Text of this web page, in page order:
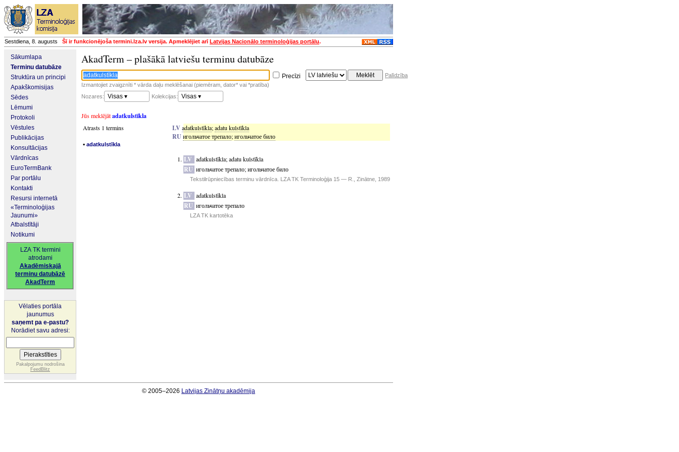
Sestdiena, 8. augusts Šī ir funkcionējoša termini.lza.lv versija. Apmeklējiet arīLatvijas Nacionālo terminoloģijas portālu.
Sākumlapa
Terminu datubāze
Struktūra un principi
Apakškomisijas
Sēdes
Lēmumi
Protokoli
Vēstules
Publikācijas
Konsultācijas
Vārdnīcas
EuroTermBank
Par portālu
Kontakti
Resursi internetā
«Terminoloģijas
Jaunumi»
Atbalstītāji
Notikumi
LZA TK termini
atrodami
Akadēmiskajā
terminu datubāzē
AkadTerm
Vēlaties portāla
jaunumus
saņemt pa e-pastu?
Norādiet savu adresi:
Pakalpojumu nodrošina
FeedBlitz
AkadTerm – plašākā latviešu terminu datubāze
Precīzi
Palīdzība
Izmantojiet zvaigznīti * vārda daļu meklēšanai (piemēram, dator* vai *pratība)
Nozares:
Visas ▾ Kolekcijas: Visas ▾
Jūs meklējātadatkulstīkla
Atrasts 1 termins
▪ adatkulstīkla
LVadatkulstīkla;adatu kulstīkla
RUигольчатое трепало;игольчатое било
LV adatkulstīkla;adatu kulstīkla
RU игольчатое трепало;игольчатое било
Tekstilrūpniecības terminu vārdnīca. LZA TK Terminoloģija 15 — R., Zinātne, 1989
LV adatkulstīkla
RU игольчатое трепало
LZA TK kartotēka
© 2005–2026 Latvijas Zinātņu akadēmija